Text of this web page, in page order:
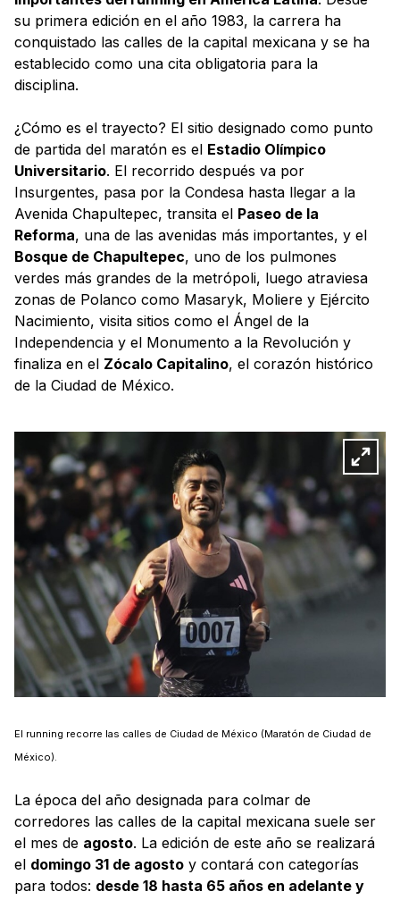
su primera edición en el año 1983, la carrera ha
conquistado las calles de la capital mexicana y se ha
establecido como una cita obligatoria para la
disciplina.
¿Cómo es el trayecto? El sitio designado como punto
de partida del maratón es el Estadio Olímpico
Universitario. El recorrido después va por
Insurgentes, pasa por la Condesa hasta llegar a la
Avenida Chapultepec, transita el Paseo de la
Reforma, una de las avenidas más importantes, y el
Bosque de Chapultepec, uno de los pulmones
verdes más grandes de la metrópoli, luego atraviesa
zonas de Polanco como Masaryk, Moliere y Ejército
Nacimiento, visita sitios como el Ángel de la
Independencia y el Monumento a la Revolución y
finaliza en el Zócalo Capitalino, el corazón histórico
de la Ciudad de México.
El running recorre las calles de Ciudad de México (Maratón de Ciudad de
México).
La época del año designada para colmar de
corredores las calles de la capital mexicana suele ser
el mes de agosto. La edición de este año se realizará
el domingo 31 de agosto y contará con categorías
para todos: desde 18 hasta 65 años en adelante y